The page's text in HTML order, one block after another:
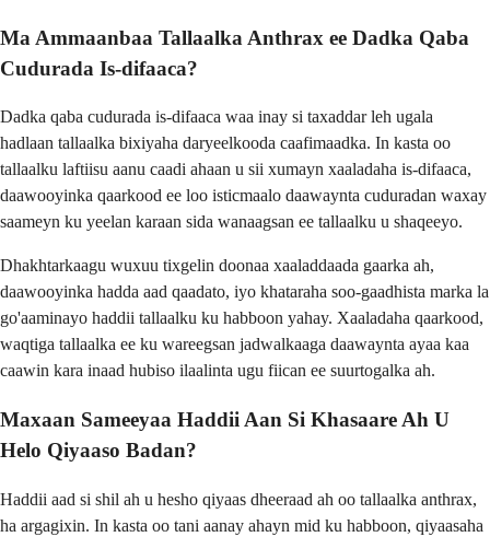
Ma Ammaanbaa Tallaalka Anthrax ee Dadka Qaba
Cudurada Is-difaaca?
Dadka qaba cudurada is-difaaca waa inay si taxaddar leh ugala
hadlaan tallaalka bixiyaha daryeelkooda caafimaadka. In kasta oo
tallaalku laftiisu aanu caadi ahaan u sii xumayn xaaladaha is-difaaca,
daawooyinka qaarkood ee loo isticmaalo daawaynta cuduradan waxay
saameyn ku yeelan karaan sida wanaagsan ee tallaalku u shaqeeyo.
Dhakhtarkaagu wuxuu tixgelin doonaa xaaladdaada gaarka ah,
daawooyinka hadda aad qaadato, iyo khataraha soo-gaadhista marka la
go'aaminayo haddii tallaalku ku habboon yahay. Xaaladaha qaarkood,
waqtiga tallaalka ee ku wareegsan jadwalkaaga daawaynta ayaa kaa
caawin kara inaad hubiso ilaalinta ugu fiican ee suurtogalka ah.
Maxaan Sameeyaa Haddii Aan Si Khasaare Ah U
Helo Qiyaaso Badan?
Haddii aad si shil ah u hesho qiyaas dheeraad ah oo tallaalka anthrax,
ha argagixin. In kasta oo tani aanay ahayn mid ku habboon, qiyaasaha